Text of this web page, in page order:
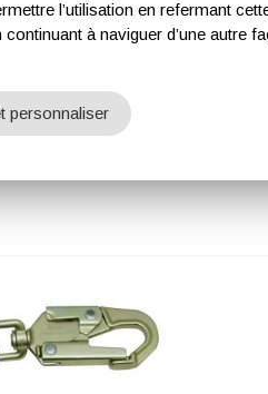
BACK-UP LIFELINE
l’utilisation en refermant
continuant à naviguer d’une autre
personnaliser